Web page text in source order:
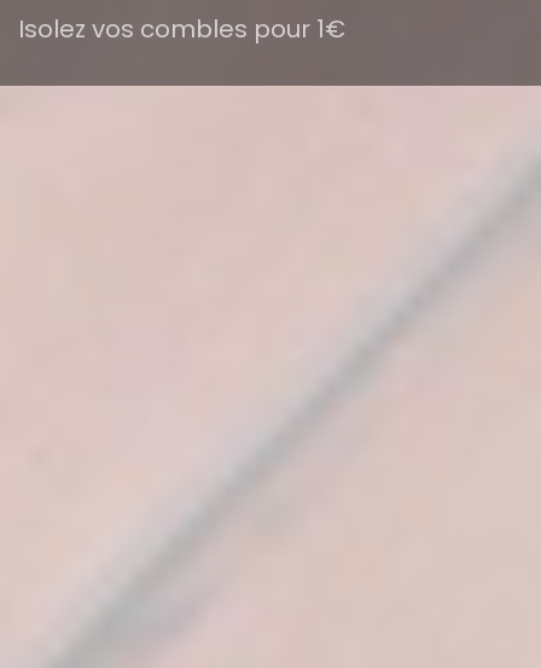
Isolez vos combles pour 1€